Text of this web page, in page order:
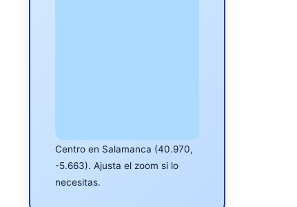
Centro en Salamanca (40.970,
-5.663). Ajusta el zoom si lo
necesitas.